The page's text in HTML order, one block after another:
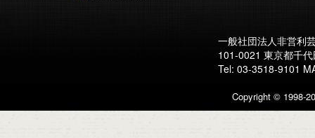
一般社団法人非営利
101-0021 東京都千
Tel: 03-3518-9101
Copyright © 1998-